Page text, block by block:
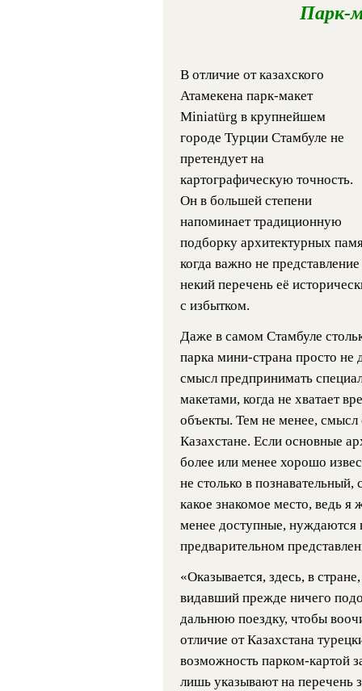
Парк-
В отличие от казахского
Атамекена парк-макет
Miniatürg в крупнейшем
городе Турции Стамбуле не
претендует на
картографическую точность.
Он в большей степени
напоминает традиционную
подборку архитектурных
когда важно не
некий перечень её
с избытком.
Даже в самом Стамбуле
парка мини-страна просто не
смысл предпринимать
макетами, когда не хватает
объекты. Тем не менее,
Казахстане. Если основные
более или менее хорошо
не столько в познавательный,
какое знакомое место, ведь я
менее доступные, нуждаются
предварительном
«Оказывается, здесь, в
видавший прежде ничего
дальнюю поездку, чтобы
отличие от Казахстана
возможность парком-картой
лишь указывают на перечень